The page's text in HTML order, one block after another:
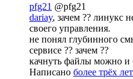
pfg21 @pfg21
dariay, зачем ?? линукс
своего управления.
не понял глубинного
сервисе ?? зачем ??
качнуть файлы можно и
Написано более трёх